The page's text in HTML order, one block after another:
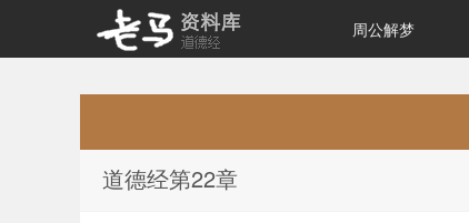
周公解梦
道德经第22章